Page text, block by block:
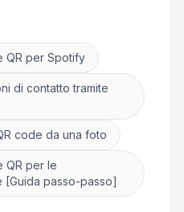
QR per Spotify
di contatto tramite
code da una foto
QR per le
passo-passo]